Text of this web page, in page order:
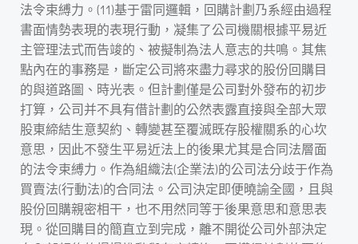
法令束縛力。(11)基于雷同邏輯，回購計劃乃系經由過程
書面情勢表現的表現行動，凝集了公司機關根據平易近
主管理法式而告竣的、被擬制為法人意志的共鳴。其焦
點內在的事務是，斷定公司將來盡力尋求的股份回購目
的與道路圖、時光表。但計劃僅是公司對外發布的初步
打算，公司并不具有借計劃的公然表露直接與全部大眾
股東締結生意契約、轉變甚至覆滅既存股權關系的心坎
意思，因此不發生平易近法上的後果尤其是合同法層面
的法令束縛力。作為組織法(企業法)的公司法分歧于作為
買賣法(行動法)的合同法。公司決定即便曉諭全國，且與
股份回購親密相干，也不用然同等于後果意思和意思表
現。從回購目的簡直立到完成，離不開從公司外部決定